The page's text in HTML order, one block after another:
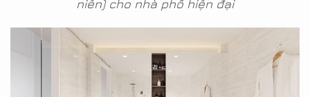
niên) cho nhà phố hiện đại